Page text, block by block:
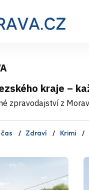
kraje –
zpravodajství z
Zdraví Krimi